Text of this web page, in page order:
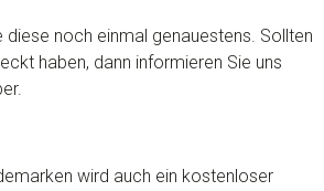
diese noch einmal genauestens. Sollten
haben, dann informieren Sie uns
wird auch ein kostenloser